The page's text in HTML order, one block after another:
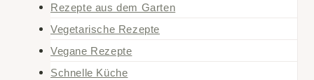
Rezepte aus dem Garten
Vegetarische Rezepte
Vegane Rezepte
Schnelle Küche